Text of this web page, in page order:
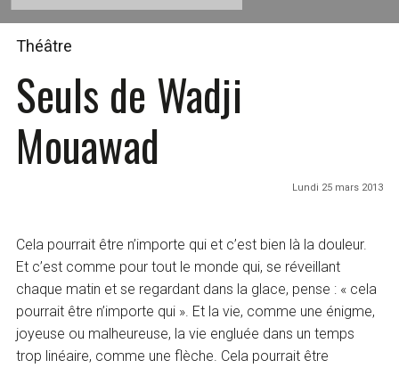
Théâtre
Seuls de Wadji
Mouawad
Lundi 25 mars 2013
Cela pourrait être n’importe qui et c’est bien là la douleur.
Et c’est comme pour tout le monde qui, se réveillant
chaque matin et se regardant dans la glace, pense : « cela
pourrait être n’importe qui ». Et la vie, comme une énigme,
joyeuse ou malheureuse, la vie engluée dans un temps
trop linéaire, comme une flèche. Cela pourrait être